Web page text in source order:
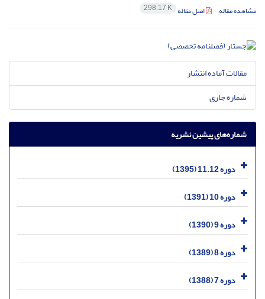
مشاهده مقاله اصل مقاله 298.17 K
مقالات آماده انتشار
شماره جاری
شماره‌های پیشین نشریه
دوره 11.12 (1395)
دوره 10 (1391)
دوره 9 (1390)
دوره 8 (1389)
دوره 7 (1388)